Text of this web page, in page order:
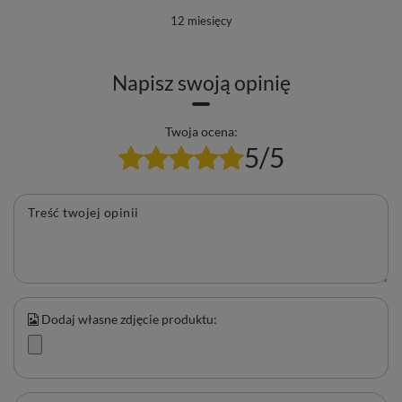
połączenie pasji do herbat i astrologii
12 miesięcy
Napisz swoją opinię
Twoja ocena:
5/5
Treść twojej opinii
Dodaj własne zdjęcie produktu: